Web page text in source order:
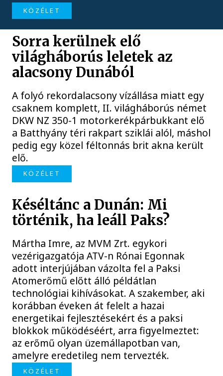
KÖZÉLET
Sorra kerülnek elő
világháborús leletek az
alacsony Dunából
A folyó rekordalacsony vízállása miatt egy
csaknem komplett, II. világháborús német
DKW NZ 350-1 motorkerékpárbukkant elő
a Batthyány téri rakpart sziklái alól, máshol
pedig egy közel féltonnás brit akna került
elő.
KÖZÉLET
Késéltánc a Dunán: Mi
történik, ha leáll Paks?
Mártha Imre, az MVM Zrt. egykori
vezérigazgatója ATV-n Rónai Egonnak
adott interjújában vázolta fel a Paksi
Atomerőmű előtt álló példátlan
technológiai kihívásokat. A szakember, aki
korábban éveken át felelt a hazai
energetikai fejlesztésekért és a paksi
blokkok működéséért, arra figyelmeztet:
az erőmű olyan üzemállapotban van,
amelyre eredetileg nem tervezték.
KÖZÉLET